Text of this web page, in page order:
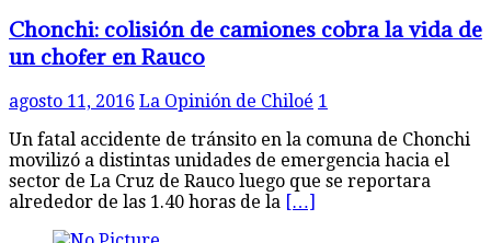
Chonchi: colisión de camiones cobra la vida de
un chofer en Rauco
agosto 11, 2016 La Opinión de Chiloé 1
Un fatal accidente de tránsito en la comuna de Chonchi
movilizó a distintas unidades de emergencia hacia el
sector de La Cruz de Rauco luego que se reportara
alrededor de las 1.40 horas de la […]